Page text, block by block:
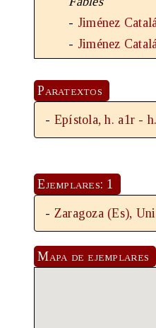
- Jiménez
- Jiménez
Paratextos
- Epístola, h. a1r -
Ejemplares: 1
- Zaragoza (Es),
Mapa de ejemplares